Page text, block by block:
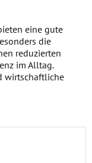
eine gute
die
reduzierten
im Alltag.
wirtschaftliche